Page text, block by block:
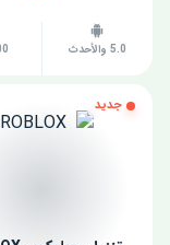
5.0 والأحدث
جديد